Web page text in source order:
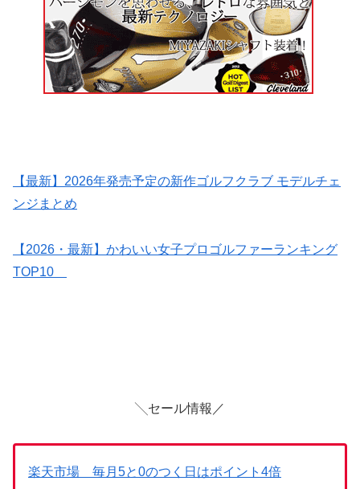
【最新】2026年発売予定の新作ゴルフクラブ モデルチェ
ンジまとめ
【2026・最新】かわいい女子プロゴルファーランキング
TOP10
╲セール情報／
楽天市場 毎月5と0のつく日はポイント4倍